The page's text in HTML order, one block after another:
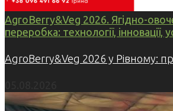
AgroBerry&Veg 2026. Ягідно-
переробка: технології, інновації,
AgroBerry&Veg 2026 у Рівному: